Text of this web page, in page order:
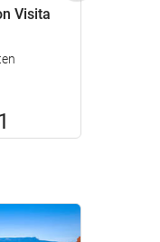
Visita